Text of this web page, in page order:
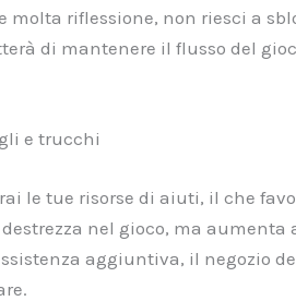
riflessione, non riesci a
di mantenere il flusso del
e trucchi
le tue risorse di aiuti, il che
nel gioco, ma aumenta
aggiuntiva, il negozio